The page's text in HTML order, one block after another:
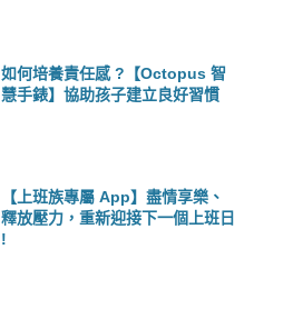
如何培養責任感 ?【Octopus 智
慧手錶】協助孩子建立良好習慣
【上班族專屬 App】盡情享樂、
釋放壓力，重新迎接下一個上班日
!